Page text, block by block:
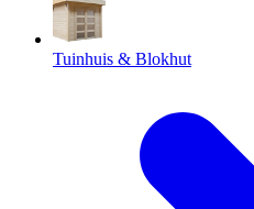
Tuinhuis & Blokhut